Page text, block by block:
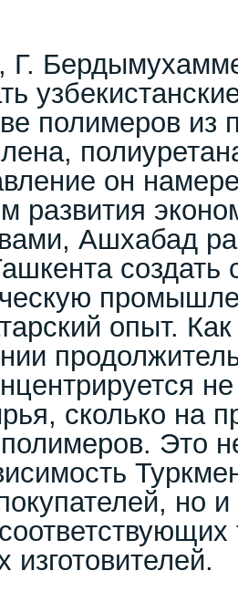
Г.
полимеров из
он
развития
Ашхабад
создать
опыт.
сколько на
Это
но
изготовителей.